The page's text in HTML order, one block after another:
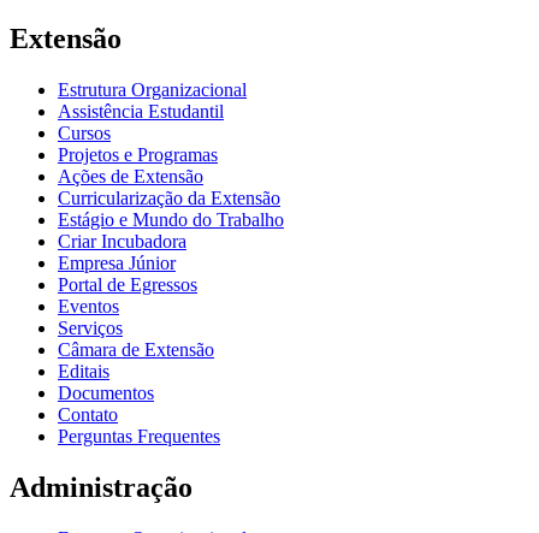
Extensão
Estrutura Organizacional
Assistência Estudantil
Cursos
Projetos e Programas
Ações de Extensão
Curricularização da Extensão
Estágio e Mundo do Trabalho
Criar Incubadora
Empresa Júnior
Portal de Egressos
Eventos
Serviços
Câmara de Extensão
Editais
Documentos
Contato
Perguntas Frequentes
Administração